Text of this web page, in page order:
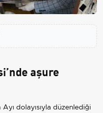
aşure
dolayısıyla düzenlediği